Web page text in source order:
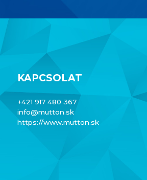
KAPCSOLAT
+421 917 480 367
info@mutton.sk
https://www.mutton.sk